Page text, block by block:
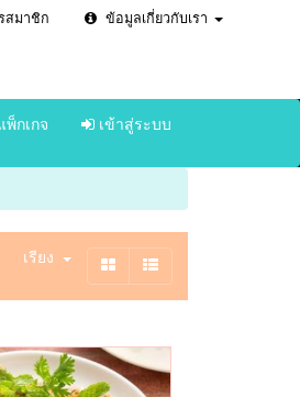
สมาชิก ข้อมูลเกี่ยวกับเรา
พ็กเกจ เข้าสู่ระบบ
เรียง